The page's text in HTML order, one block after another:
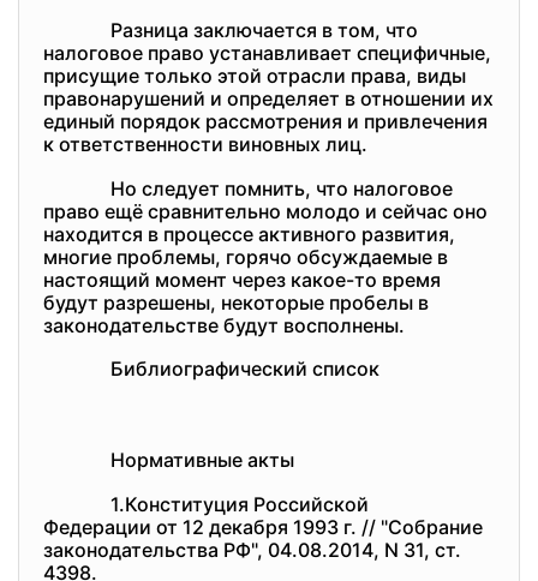
Разница заключается в том, что
налоговое право устанавливает специфичные,
присущие только этой отрасли права, виды
правонарушений и определяет в отношении их
единый порядок рассмотрения и привлечения
к ответственности виновных лиц.
Но следует помнить, что налоговое
право ещё сравнительно молодо и сейчас оно
находится в процессе активного развития,
многие проблемы, горячо обсуждаемые в
настоящий момент через какое-то время
будут разрешены, некоторые пробелы в
законодательстве будут восполнены.
Библиографический список
Нормативные акты
1.Конституция Российской
Федерации от 12 декабря 1993 г. // "Собрание
законодательства РФ", 04.08.2014, N 31, ст.
4398.